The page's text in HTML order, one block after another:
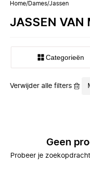
Home/Dames/Jassen
JASSEN VAN
Categorieën
Verwijder alle filters
Geen
Probeer je